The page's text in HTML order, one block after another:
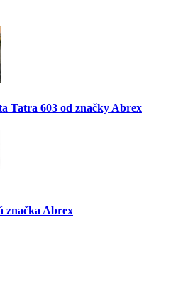
Tatra 603 od značky Abrex
značka Abrex